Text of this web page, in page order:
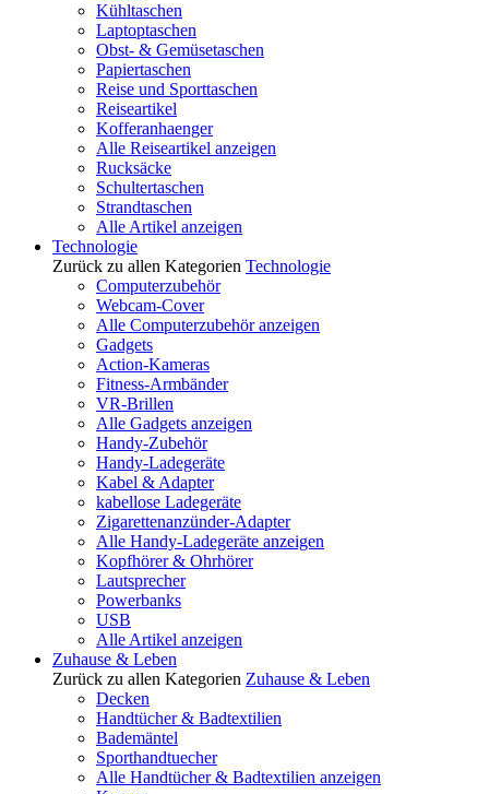
Kühltaschen
Laptoptaschen
Obst- & Gemüsetaschen
Papiertaschen
Reise und Sporttaschen
Reiseartikel
Kofferanhaenger
Alle Reiseartikel anzeigen
Rucksäcke
Schultertaschen
Strandtaschen
Alle Artikel anzeigen
Technologie
Zurück zu allen Kategorien Technologie
Computerzubehör
Webcam-Cover
Alle Computerzubehör anzeigen
Gadgets
Action-Kameras
Fitness-Armbänder
VR-Brillen
Alle Gadgets anzeigen
Handy-Zubehör
Handy-Ladegeräte
Kabel & Adapter
kabellose Ladegeräte
Zigarettenanzünder-Adapter
Alle Handy-Ladegeräte anzeigen
Kopfhörer & Ohrhörer
Lautsprecher
Powerbanks
USB
Alle Artikel anzeigen
Zuhause & Leben
Zurück zu allen Kategorien Zuhause & Leben
Decken
Handtücher & Badtextilien
Bademäntel
Sporthandtuecher
Alle Handtücher & Badtextilien anzeigen